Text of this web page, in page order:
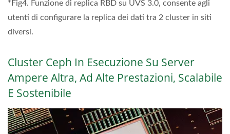
*Fig4. Funzione di replica RBD su UVS 3.0, consente agli
utenti di configurare la replica dei dati tra 2 cluster in siti
diversi.
Cluster Ceph In Esecuzione Su Server
Ampere Altra, Ad Alte Prestazioni, Scalabile
E Sostenibile